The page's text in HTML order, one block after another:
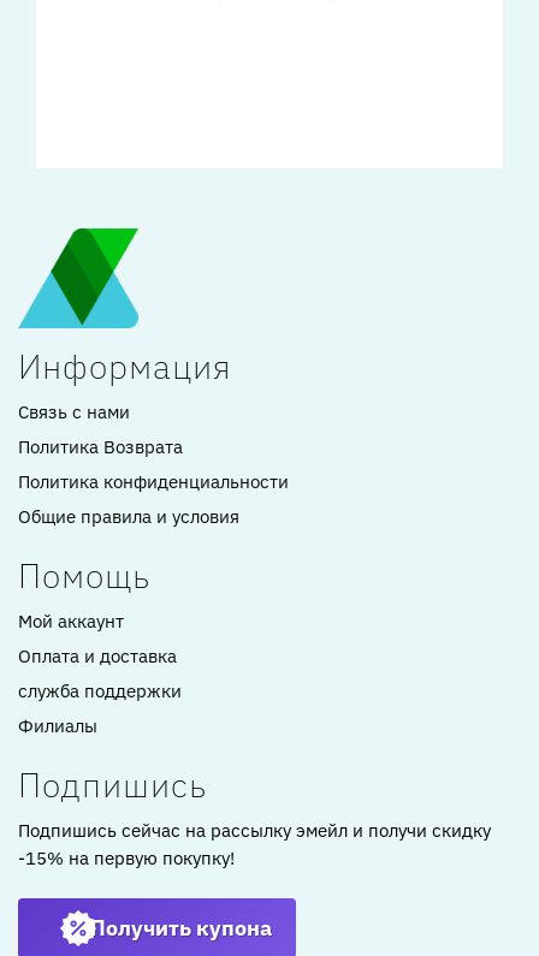
Информация
Связь с нами
Политика Возврата
Политика конфиденциальности
Общие правила и условия
Помощь
Мой аккаунт
Оплата и доставка
служба поддержки
Филиалы
Подпишись
Подпишись сейчас на рассылку эмейл и получи скидку
-15% на первую покупку!
Получить купона